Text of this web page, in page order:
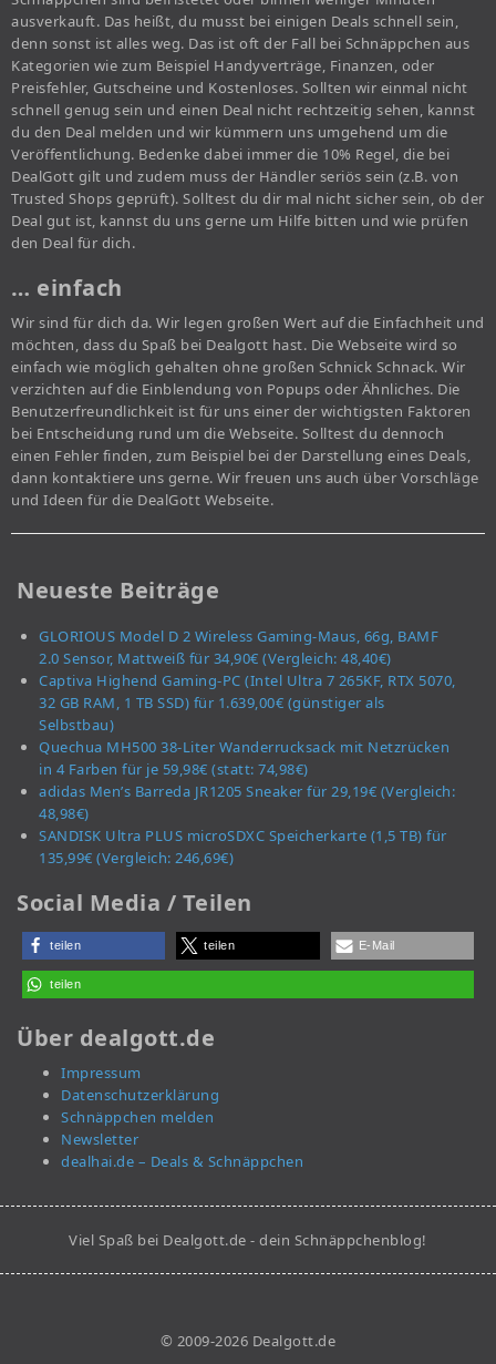
ausverkauft. Das heißt, du musst bei einigen Deals schnell sein,
denn sonst ist alles weg. Das ist oft der Fall bei Schnäppchen aus
Kategorien wie zum Beispiel Handyverträge, Finanzen, oder
Preisfehler, Gutscheine und Kostenloses. Sollten wir einmal nicht
schnell genug sein und einen Deal nicht rechtzeitig sehen, kannst
du den Deal melden und wir kümmern uns umgehend um die
Veröffentlichung. Bedenke dabei immer die 10% Regel, die bei
DealGott gilt und zudem muss der Händler seriös sein (z.B. von
Trusted Shops geprüft). Solltest du dir mal nicht sicher sein, ob der
Deal gut ist, kannst du uns gerne um Hilfe bitten und wie prüfen
den Deal für dich.
… einfach
Wir sind für dich da. Wir legen großen Wert auf die Einfachheit und
möchten, dass du Spaß bei Dealgott hast. Die Webseite wird so
einfach wie möglich gehalten ohne großen Schnick Schnack. Wir
verzichten auf die Einblendung von Popups oder Ähnliches. Die
Benutzerfreundlichkeit ist für uns einer der wichtigsten Faktoren
bei Entscheidung rund um die Webseite. Solltest du dennoch
einen Fehler finden, zum Beispiel bei der Darstellung eines Deals,
dann kontaktiere uns gerne. Wir freuen uns auch über Vorschläge
und Ideen für die DealGott Webseite.
Neueste Beiträge
GLORIOUS Model D 2 Wireless Gaming-Maus, 66g, BAMF
2.0 Sensor, Mattweiß für 34,90€ (Vergleich: 48,40€)
Captiva Highend Gaming-PC (Intel Ultra 7 265KF, RTX 5070,
32 GB RAM, 1 TB SSD) für 1.639,00€ (günstiger als
Selbstbau)
Quechua MH500 38-Liter Wanderrucksack mit Netzrücken
in 4 Farben für je 59,98€ (statt: 74,98€)
adidas Men’s Barreda JR1205 Sneaker für 29,19€ (Vergleich:
48,98€)
SANDISK Ultra PLUS microSDXC Speicherkarte (1,5 TB) für
135,99€ (Vergleich: 246,69€)
Social Media / Teilen
teilen teilen E-Mail
teilen
Über dealgott.de
Impressum
Datenschutzerklärung
Schnäppchen melden
Newsletter
dealhai.de – Deals & Schnäppchen
Viel Spaß bei Dealgott.de - dein Schnäppchenblog!
© 2009-2026 Dealgott.de